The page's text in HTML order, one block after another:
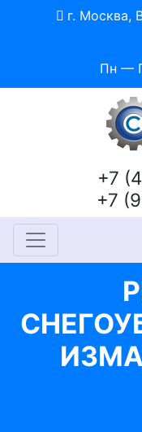
г. Москва,
Пн —
+7
+7